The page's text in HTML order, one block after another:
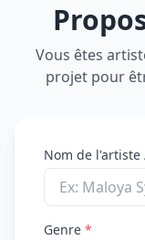
Vous êtes
projet pour
Nom de
Genre *